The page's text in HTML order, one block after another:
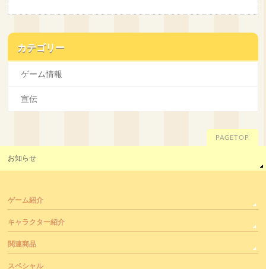
カテゴリー
ゲーム情報
宣伝
PAGETOP
お知らせ
ゲーム紹介
キャラクター紹介
関連商品
スペシャル